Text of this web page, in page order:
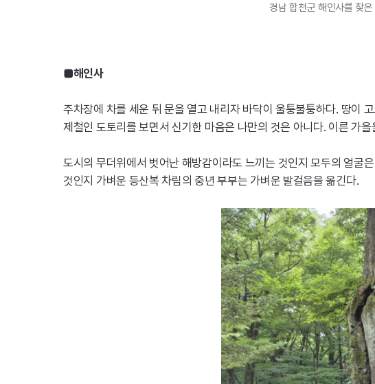
경남 합천군 해인사를 찾
■해인사
주차장에 차를 세운 뒤 문을 열고 내리자 바닥이 울퉁불퉁하다. 땅이
제철인 도토리를 보면서 신기한 마음은 나만의 것은 아니다. 이른 가
도시의 무더위에서 벗어난 해방감이라도 느끼는 것인지 모두의 얼굴
것인지 가벼운 등산복 차림의 중년 부부는 가벼운 발걸음을 옮긴다.